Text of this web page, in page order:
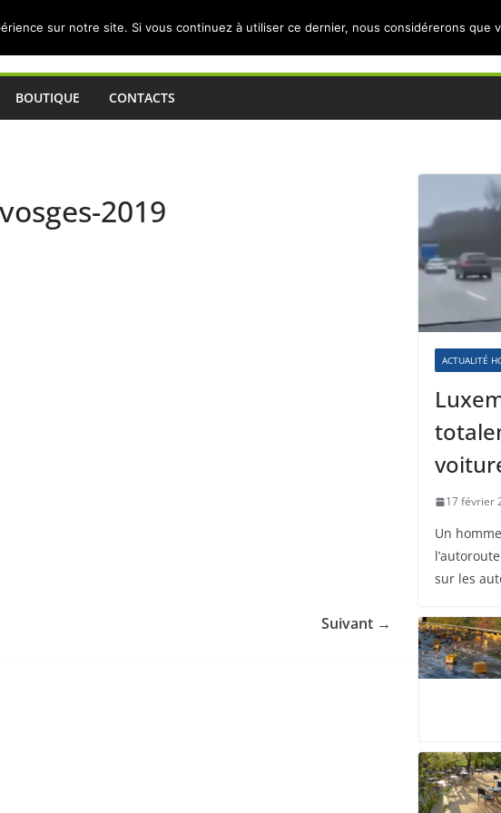
BOUTIQUE CONTACTS
2019
Suivant →
ACTUALITÉ
17 février
Un
sur les
sur notre site. Si vous continuez à utiliser ce dernier, nous considérerons que